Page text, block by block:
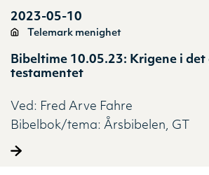
2023-05-10
Telemark menighet
Bibeltime 10.05.23: Krigene i det
testamentet
Ved: Fred Arve Fahre
Bibelbok/tema: Årsbibelen GT